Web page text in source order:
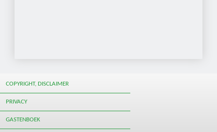
COPYRIGHT, DISCLAIMER
PRIVACY
GASTENBOEK